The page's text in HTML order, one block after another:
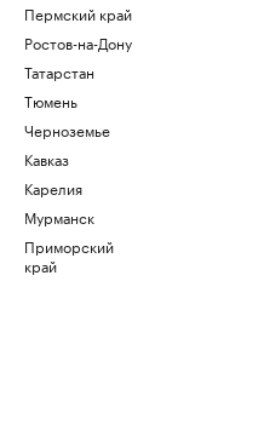
Пермский край
Ростов-на-Дону
Татарстан
Тюмень
Черноземье
Кавказ
Карелия
Мурманск
Приморский
край